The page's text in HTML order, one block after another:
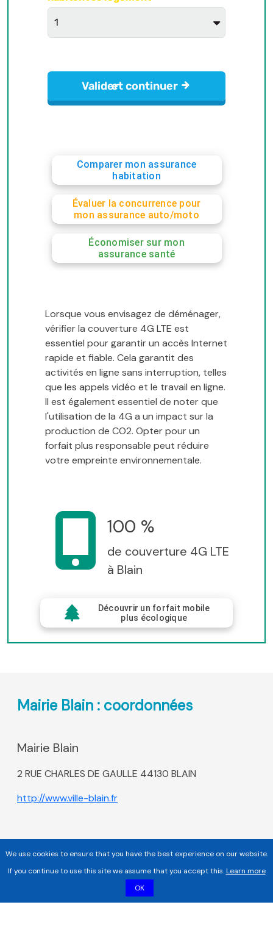
Comparer mon assurance
habitation
Évaluer la concurrence pour
mon assurance auto/moto
Économiser sur mon
assurance santé
Lorsque vous envisagez de déménager,
vérifier la couverture 4G LTE est
essentiel pour garantir un accès Internet
rapide et fiable. Cela garantit des
activités en ligne sans interruption, telles
que les appels vidéo et le travail en ligne.
Il est également essentiel de noter que
l'utilisation de la 4G a un impact sur la
production de CO2. Opter pour un
forfait plus responsable peut réduire
votre empreinte environnementale.
100 %
de couverture 4G LTE
à Blain
Découvrir un forfait mobile
plus écologique
Mairie Blain : coordonnées
Mairie Blain
2 RUE CHARLES DE GAULLE 44130 BLAIN
http://www.ville-blain.fr
We use cookies to ensure that you have the best experience on our website.
If you continue to use this site we assume that you accept this.Learn more
OK